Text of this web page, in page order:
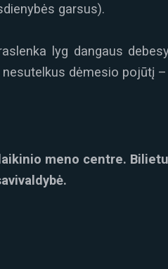
garsus).
lyg dangaus
dėmesio pojūtį
meno centre.